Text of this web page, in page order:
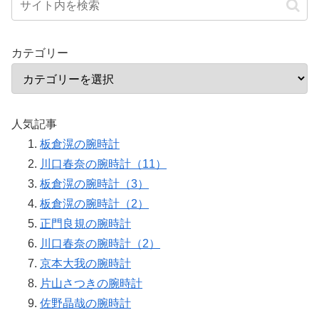
カテゴリー
人気記事
板倉滉の腕時計
川口春奈の腕時計（11）
板倉滉の腕時計（3）
板倉滉の腕時計（2）
正門良規の腕時計
川口春奈の腕時計（2）
京本大我の腕時計
片山さつきの腕時計
佐野晶哉の腕時計